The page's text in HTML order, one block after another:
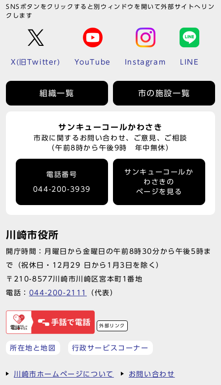
SNSボタンをクリックすると別ウィンドウを開いて外部サイトへリン
クします
X(旧Twitter) YouTube Instagram LINE
組織一覧 市の施設一覧
サンキューコールかわさき
市政に関するお問い合わせ、ご意見、ご相談
（午前8時から午後9時 年中無休）
電話番号
044-200-3939
サンキューコールか
わさきの
ページを見る
川崎市役所
開庁時間：月曜日から金曜日の午前8時30分から午後5時ま
で（祝休日・12月29 日から1月3日を除く）
〒210-8577川崎市川崎区宮本町1番地
電話： 044-200-2111 （代表）
外部リンク
所在地と地図 行政サービスコーナー
川崎市ホームページについて お問い合わせ